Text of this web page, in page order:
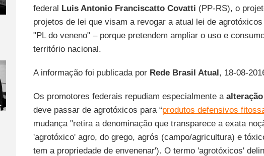
federal Luis Antonio Franciscatto Covatti (PP-RS), o
projetos de lei que visam a revogar a atual lei de
"PL do veneno" – porque pretendem ampliar o uso e
território nacional.
A informação foi publicada porRede Brasil Atual, 18-08-
Os promotores federais repudiam especialmente a
deve passar de agrotóxicos para “produtos defensivos
mudança "retira a denominação que transparece a exata
'agrotóxico' agro, do grego, agrós (campo/agricultura) e
tem a propriedade de envenenar'). O termo 'agrotóxicos'